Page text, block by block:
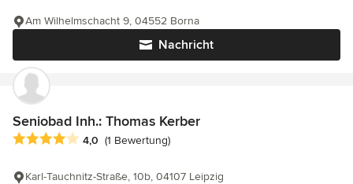
Nachricht
Am Wilhelmschacht 9, 04552 Borna
Seniobad Inh.: Thomas Kerber
Durchschnittliche Bewertung: 4 von 5 Sternen
4,0 (1 Bewertung)
Karl-Tauchnitz-Straße, 10b, 04107 Leipzig